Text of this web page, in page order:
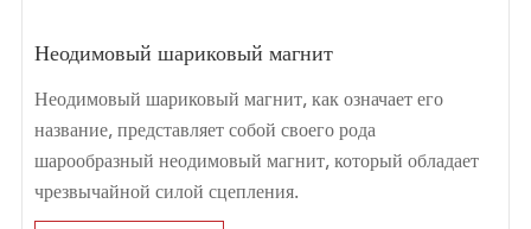
Неодимовый шариковый магнит
Неодимовый шариковый магнит, как означает его
название, представляет собой своего рода
шарообразный неодимовый магнит, который обладает
чрезвычайной силой сцепления.